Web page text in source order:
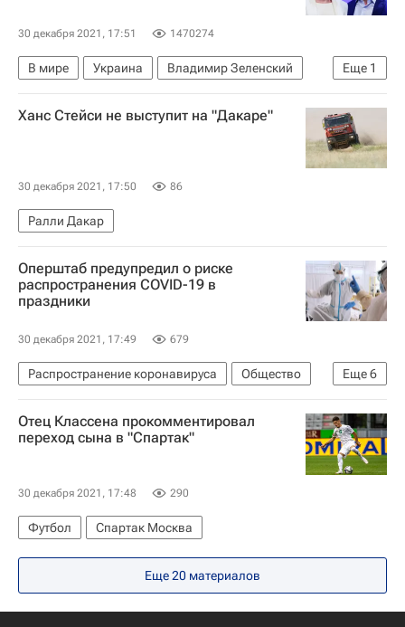
30 декабря 2021, 17:51 1470274
Еще 1
В мире Украина
Владимир Зеленский
Елена Зеленская
Ханс Стейси не выступит на "Дакаре"
30 декабря 2021, 17:50 86
Ралли Дакар
Оперштаб предупредил о риске
распространения COVID-19 в
праздники
30 декабря 2021, 17:49 679
Еще6
Распространение коронавируса
Общество
Здоровье - Общество
Коронавирусы
Россия
Коронавирус COVID-19
Омикрон-штамм коронавируса
Отец Классена прокомментировал
переход сына в "Спартак"
30 декабря 2021, 17:48 290
Футбол Спартак Москва
Еще 20 материалов